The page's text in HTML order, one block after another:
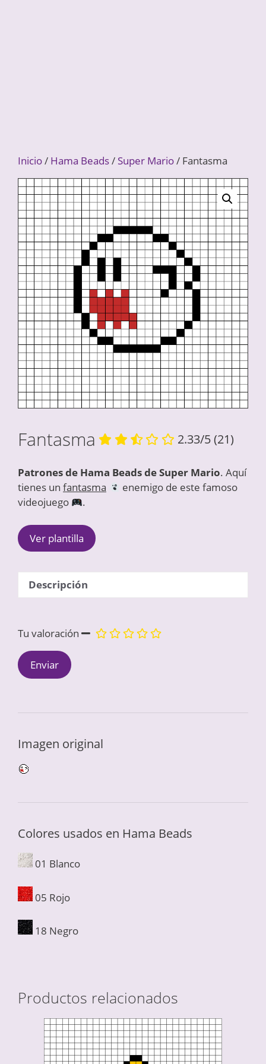
Inicio/ Hama Beads/ Super Mario/ Fantasma
Fantasma 2.33/5(21)
Patrones de Hama Beads de Super Mario. Aquí
tienes un fantasma
enemigo de este famoso
videojuego
.
Ver plantilla
Descripción
Tu valoración
Imagen original
Colores usados en Hama Beads
01 Blanco
05 Rojo
18 Negro
Productos relacionados